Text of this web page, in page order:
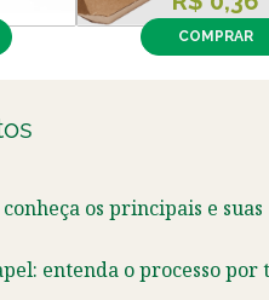
COMPRAR
os principais e suas
entenda o processo